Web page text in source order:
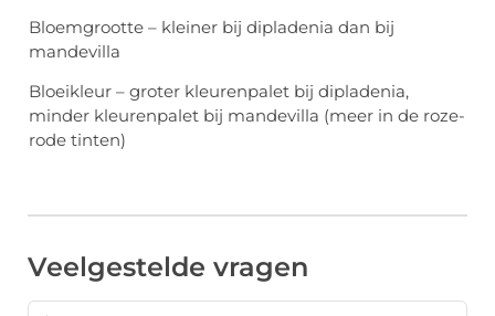
Bloemgrootte – kleiner bij dipladenia dan bij
mandevilla
Bloeikleur – groter kleurenpalet bij dipladenia,
minder kleurenpalet bij mandevilla (meer in de roze-
rode tinten)
Veelgestelde vragen